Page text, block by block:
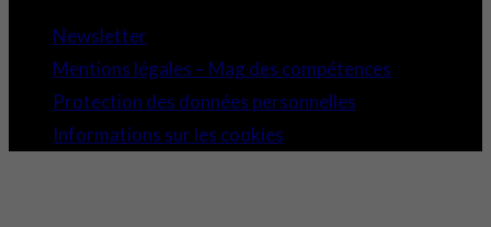
Newsletter
Mentions légales – Mag des compétences
Protection des données personnelles
Informations sur les cookies